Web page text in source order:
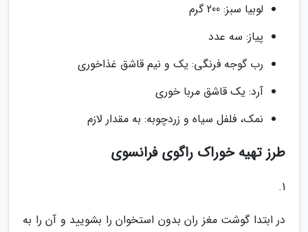
لوبیا سبز: 200 گرم
پیاز: سه عدد
رب گوجه فرنگی: یک و نیم قاشق غذاخوری
آرد: یک قاشق مربا خوری
نمک، فلفل سیاه و زردچوبه: به مقدار لازم
طرز تهیه خوراک راگوی فرانسوی
1.
در ابتدا گوشت مغز ران بدون استخوان را بشویید و آن را به